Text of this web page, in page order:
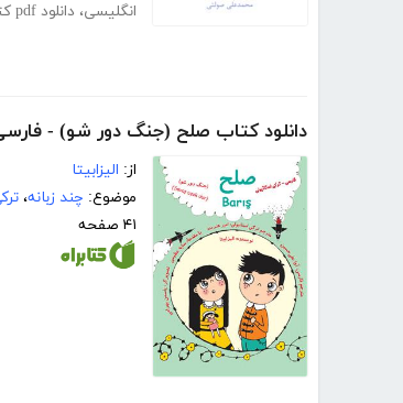
انگلیسی، دانلود pdf کتاب راهنمای فارسی زبان انگلیسی
دانلود کتاب صلح (جنگ دور شو) -
از: الیزابیتا
موضوع: چند زبانه،
۴۱ صفحه